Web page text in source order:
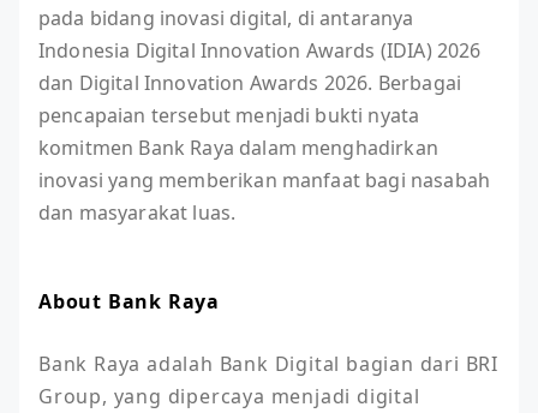
pada bidang inovasi digital, di antaranya
Indonesia Digital Innovation Awards (IDIA) 2026
dan Digital Innovation Awards 2026. Berbagai
pencapaian tersebut menjadi bukti nyata
komitmen Bank Raya dalam menghadirkan
inovasi yang memberikan manfaat bagi nasabah
dan masyarakat luas.
About Bank Raya
Bank Raya adalah Bank Digital bagian dari BRI
Group, yang dipercaya menjadi digital